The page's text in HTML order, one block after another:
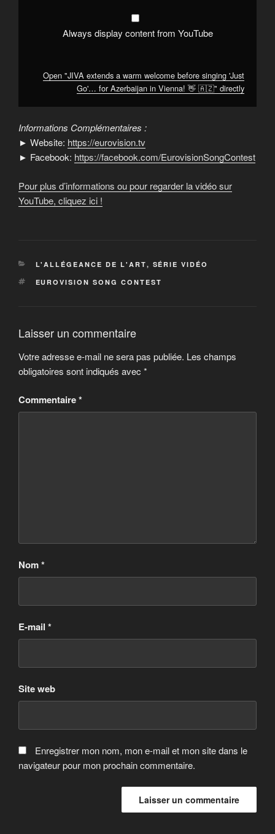
Always display content from YouTube
Open "JIVA extends a warm welcome before singing 'Just
Go'… for Azerbaijan in Vienna! 👋 🇦🇿" directly
Informations Complémentaires :
► Website: https://eurovision.tv
► Facebook: https://facebook.com/EurovisionSongContest
Pour plus d’informations ou pour regarder la vidéo sur
YouTube, cliquez ici !
CATÉGORIES
L'ALLÉGEANCE DE L'ART, SÉRIE VIDÉO
ÉTIQUETTES
EUROVISION SONG CONTEST
Laisser un commentaire
Votre adresse e-mail ne sera pas publiée. Les champs
obligatoires sont indiqués avec *
Commentaire*
Nom*
E-mail *
Site web
Enregistrer mon nom, mon e-mail et mon site dans le
navigateur pour mon prochain commentaire.